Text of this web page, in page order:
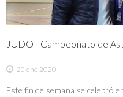
JUDO - Campeonato de
20 ene 2020
Este fin de semana se celebró